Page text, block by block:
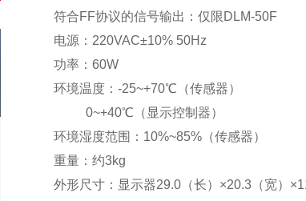
符合FF协议的信号输出：仅限DLM-50F
电源：220VAC±10% 50Hz
功率：60W
环境温度：-25~+70℃（传感器）
0~+40℃（显示控制器）
环境湿度范围：10%~85%（传感器）
重量：约3kg
外形尺寸：显示器29.0（长）×20.3（宽）